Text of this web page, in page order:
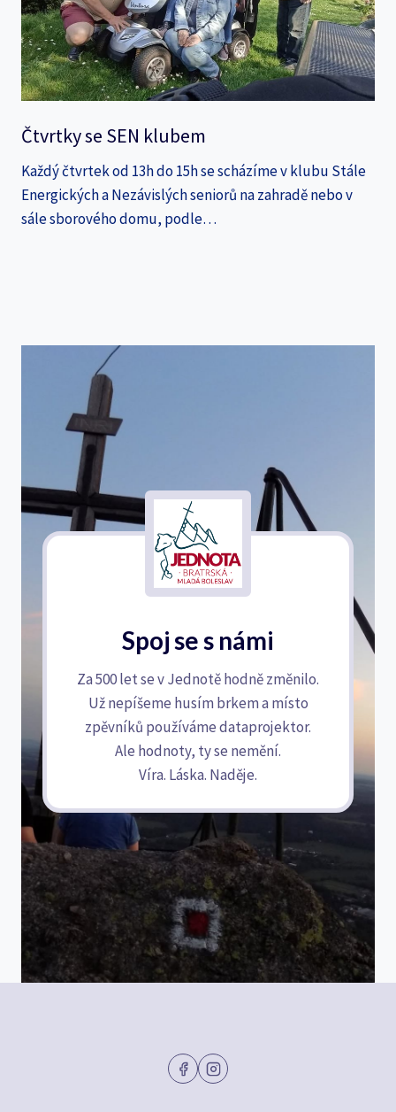
Čtvrtky se SEN klubem
Každý čtvrtek od 13h do 15h se scházíme v klubu Stále
Energických a Nezávislých seniorů na zahradě nebo v
sále sborového domu, podle…
Spoj se s námi
Za 500 let se v Jednotě hodně změnilo.
Už nepíšeme husím brkem a místo
zpěvníků používáme dataprojektor.
Ale hodnoty, ty se nemění.
Víra. Láska. Naděje.